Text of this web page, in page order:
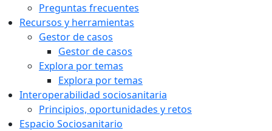
Preguntas frecuentes
Recursos y herramientas
Gestor de casos
Gestor de casos
Explora por temas
Explora por temas
Interoperabilidad sociosanitaria
Principios, oportunidades y retos
Espacio Sociosanitario